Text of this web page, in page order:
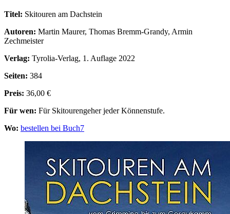
Titel: Skitouren am Dachstein
Autoren: Martin Maurer, Thomas Bremm-Grandy, Armin
Zechmeister
Verlag: Tyrolia-Verlag, 1. Auflage 2022
Seiten: 384
Preis: 36,00 €
Für wen: Für Skitourengeher jeder Könnenstufe.
Wo: bestellen bei Buch7